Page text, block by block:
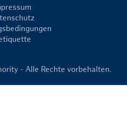
- Alle Rechte vorbehalten.